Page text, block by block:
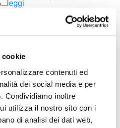
contenuti ed
dei social media e per
Condividiamo inoltre
utilizza il nostro sito con i
di analisi dei dati web,
... leggi
primo summit
nuova
la... leggi
accende il mercato:
Ndiour